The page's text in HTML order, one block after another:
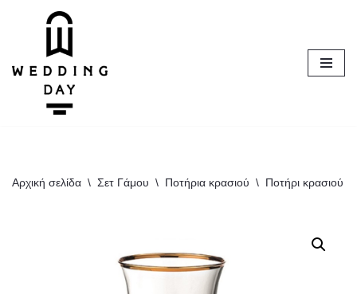
περιεχόμενο
Αρχική σελίδα \ Σετ Γάμου \ Ποτήρια κρασιού \ Ποτήρι κρασιού